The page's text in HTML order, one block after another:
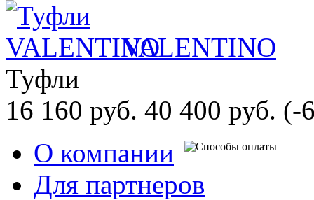
VALENTINO
Туфли
16 160 руб. 40 400 руб. (-
О компании
Для партнеров